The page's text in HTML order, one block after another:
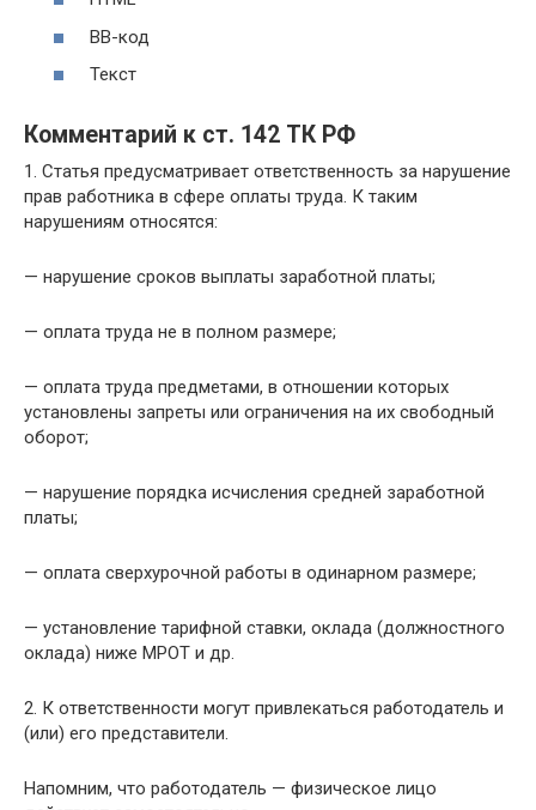
BB-код
Текст
Комментарий к ст. 142 ТК РФ
1. Статья предусматривает ответственность за нарушение
прав работника в сфере оплаты труда. К таким
нарушениям относятся:
— нарушение сроков выплаты заработной платы;
— оплата труда не в полном размере;
— оплата труда предметами, в отношении которых
установлены запреты или ограничения на их свободный
оборот;
— нарушение порядка исчисления средней заработной
платы;
— оплата сверхурочной работы в одинарном размере;
— установление тарифной ставки, оклада (должностного
оклада) ниже МРОТ и др.
2. К ответственности могут привлекаться работодатель и
(или) его представители.
Напомним, что работодатель — физическое лицо